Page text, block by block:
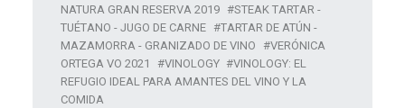
NATURA GRAN RESERVA 2019
STEAK TARTAR -
TUÉTANO - JUGO DE CARNE
TARTAR DE ATÚN -
MAZAMORRA - GRANIZADO DE VINO
VERÓNICA
ORTEGA VO 2021
VINOLOGY
VINOLOGY: EL
REFUGIO IDEAL PARA AMANTES DEL VINO Y LA
COMIDA